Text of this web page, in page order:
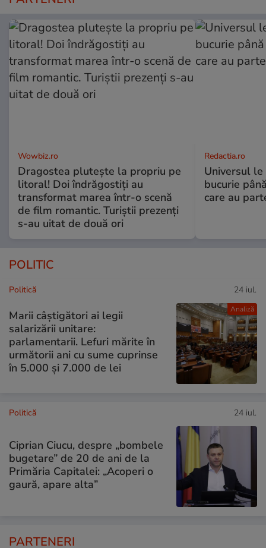
Wowbiz.ro
Dragostea plutește la propriu pe
litoral! Doi îndrăgostiți au
transformat marea într-o scenă
de film romantic. Turiștii prezenți
s-au uitat de două ori
Redactia.ro
Universul
bucurie
care au
POLITIC
Analiză
Politică 24 iul.
Marii câștigători ai legii
salarizării unitare:
parlamentarii. Lefuri mărite în
următorii ani cu sume cuprinse
în 5.000 și 7.000 de lei
Politică 24 iul.
Ciprian Ciucu, despre „bombele
bugetare” de 20 de ani de la
Primăria Capitalei: „Acoperi o
gaură, apare alta”
PARTENERI